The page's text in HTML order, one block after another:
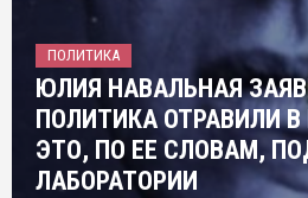
ПОЛИТИКА
ЮЛИЯ НАВАЛЬНАЯ
ПОЛИТИКА ОТРАВИЛИ
ЭТО, ПО ЕЕ СЛОВАМ,
ЛАБОРАТОРИИ